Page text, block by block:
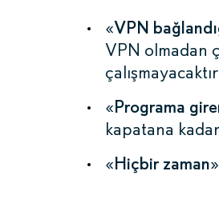
«VPN
VPN olmadan
«Programa
kapatana
«Hiçbir zaman